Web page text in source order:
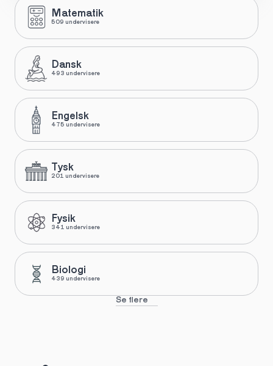
Matematik
509 undervisere
Dansk
493 undervisere
Engelsk
475 undervisere
Tysk
201 undervisere
Fysik
341 undervisere
Biologi
439 undervisere
Se flere